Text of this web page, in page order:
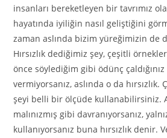
insanları bereketleyen bir tavrımız
hayatında iyiliğin nasıl geliştiğini
zaman aslında bizim yüreğimizin de
Hırsızlık dediğimiz şey, çeşitli
önce söylediğim gibi ödünç
vermiyorsanız, aslında o da
şeyi belli bir ölçüde kullanabilirsiniz.
malınızmış gibi davranıyorsanız,
kullanıyorsanız buna hırsızlık denir.